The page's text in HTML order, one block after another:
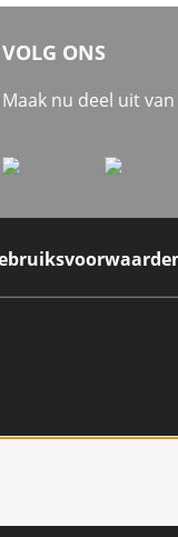
VOLG ONS
Maak nu deel uit